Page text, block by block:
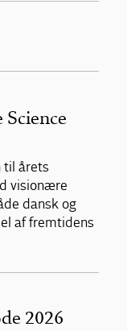
Science
til årets
visionære
dansk og
af fremtidens
2026